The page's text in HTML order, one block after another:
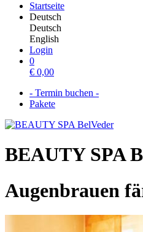
Startseite
Deutsch
Deutsch
English
Login
0
€ 0,00
- Termin buchen -
Pakete
BEAUTY SPA
Augenbrauen